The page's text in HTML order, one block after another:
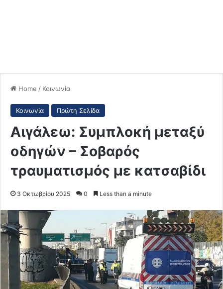
Home / Κοινωνία
Κοινωνία Πρώτη Σελίδα
Αιγάλεω: Συμπλοκή μεταξύ
οδηγών – Σοβαρός
τραυματισμός με κατσαβίδι
3 Οκτωβρίου 2025 0 Less than a minute